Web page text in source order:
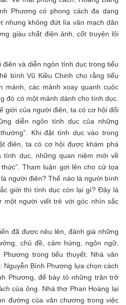
Phương có phong cách đa dạng
nhưng không đứt lìa văn mạch dân
giàu chất điện ảnh, cốt truyện lôi
và diễn ngôn tính dục trong tiểu
bình Vũ Kiều Chinh cho rằng tiểu
mảnh, các mảnh xoay quanh cuộc
đó có một mảnh dành cho tính dục.
giới của người điên, ta có cơ hội đối
diễn ngôn tính dục của những
Khi đặt tính dục vào trong
điên, ta có cơ hội được khám phá
tính dục, những quan niệm mới về
Tham luận gợi lên cho cử tọa
người điên? Thế nào là người bình
giới thì tính dục còn lại gì? Đây là
một người viết trẻ với góc nhìn sắc
đã được nêu lên, đánh giá những
chủ đề, cảm hứng, ngôn ngữ,
trong tiểu thuyết. Nhà văn
Nguyễn Bình Phương lựa chọn cách
Phương, để bày tỏ những trăn trở
của ông. Nhà thơ Phan Hoàng lại
đường của văn chương trong việc